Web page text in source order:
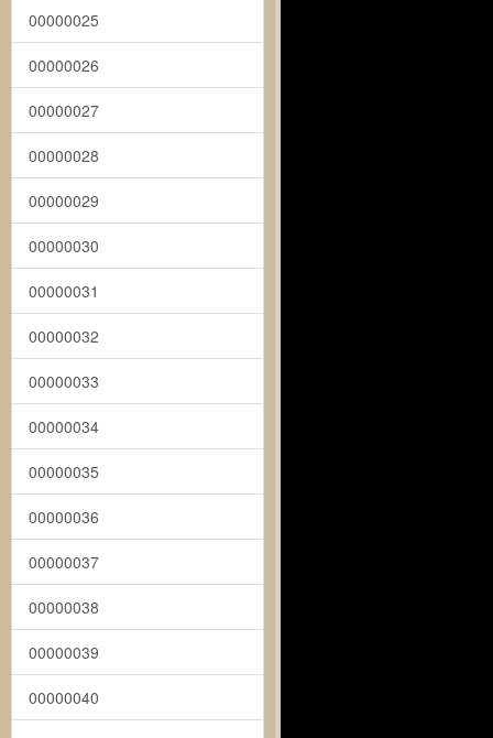
00000025
00000026
00000027
00000028
00000029
00000030
00000031
00000032
00000033
00000034
00000035
00000036
00000037
00000038
00000039
00000040